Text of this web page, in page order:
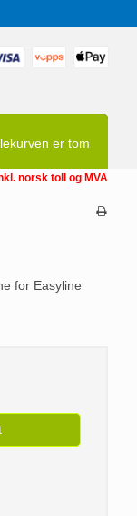
er tom
norsk toll og MVA
for Easyline